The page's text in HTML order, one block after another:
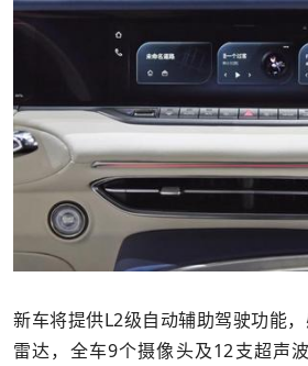
新车将提供L2级自动辅助驾驶功能
雷达，全车9个摄像头及12支超声